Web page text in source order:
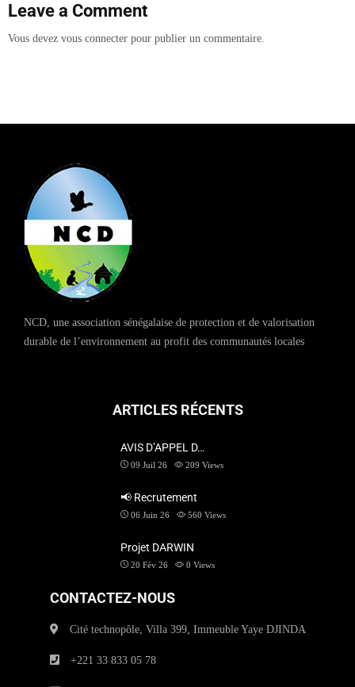
Leave a Comment
Vous devez vous connecter pour publier un commentaire.
NCD, une association sénégalaise de protection et de valorisation
durable de l’environnement au profit des communautés locales
ARTICLES RÉCENTS
AVIS D’APPEL D…
09 Juil 26 209 Views
📢 Recrutement
06 Juin 26 560 Views
Projet DARWIN
20 Fév 26 0 Views
CONTACTEZ-NOUS
Cité technopôle, Villa 399, Immeuble Yaye DJINDA
+221 33 833 05 78